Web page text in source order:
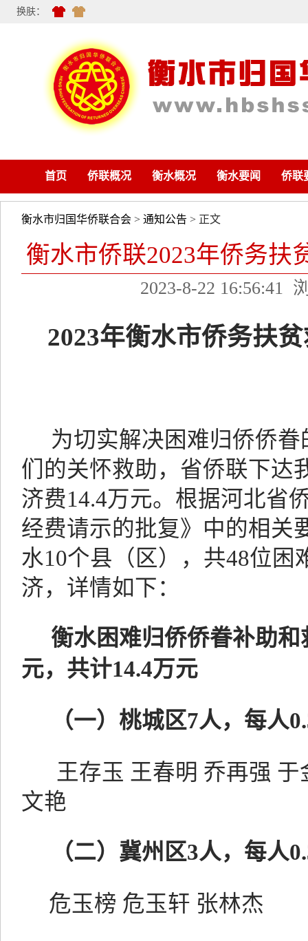
换肤：
首页 侨联概况 衡水概况 衡水要闻 侨联
衡水市归国华侨联合会 > 通知公告 > 正文
衡水市侨联2023年侨务扶
2023-8-22 16:56:41
2023年衡水市侨务扶
为切实解决困难归侨侨
们的关怀救助，省侨联下达
济费14.4万元。根据河北省
经费请示的批复》中的相关
水10个县（区），共48位困
济，详情如下：
衡水困难归侨侨眷补助和
元，共计14.4万元
（一）桃城区7人，每人
王存玉 王春明 乔再强 于
文艳
（二） 冀州区3人，每人
危玉榜 危玉轩 张林杰